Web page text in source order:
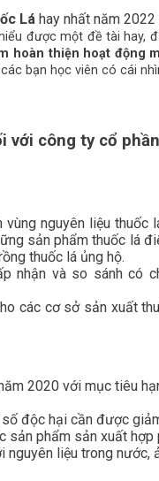
Lá hay nhất năm
được một đề tài hay,
hoàn thiện hoạt
bạn học viên có cái
với công ty cổ
nguyên liệu thuốc
sản phẩm thuốc lá
thuốc lá ủng hộ.
nhận và so sánh có
các cơ sở sản xuất
2020 với mục tiêu
độc hại cần được
sản phẩm sản xuất hợp
liệu trong nước,